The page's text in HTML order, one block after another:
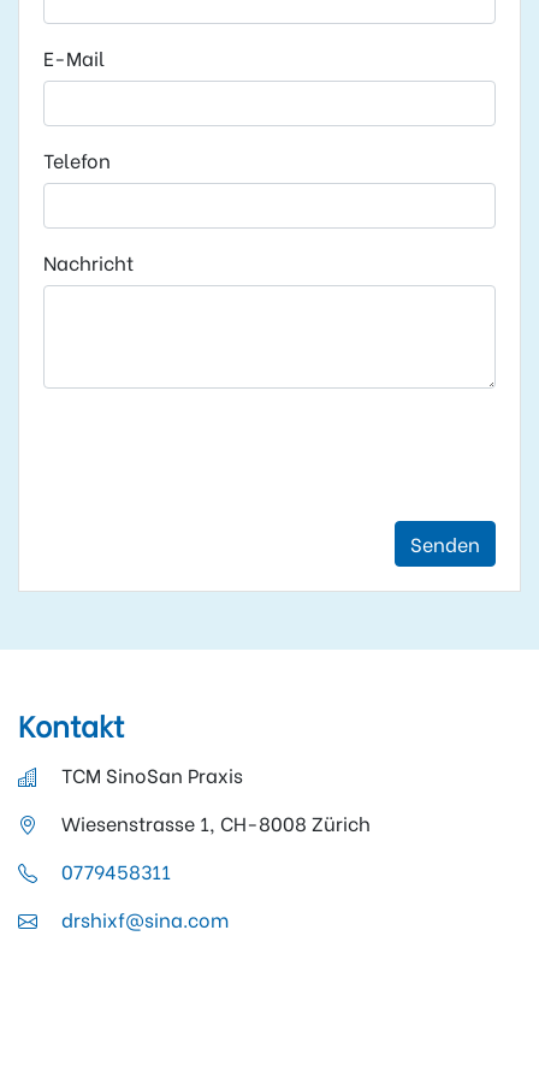
E-Mail
Telefon
Nachricht
Senden
Kontakt
TCM SinoSan Praxis
Wiesenstrasse 1, CH-8008 Zürich
0779458311
drshixf@sina.com